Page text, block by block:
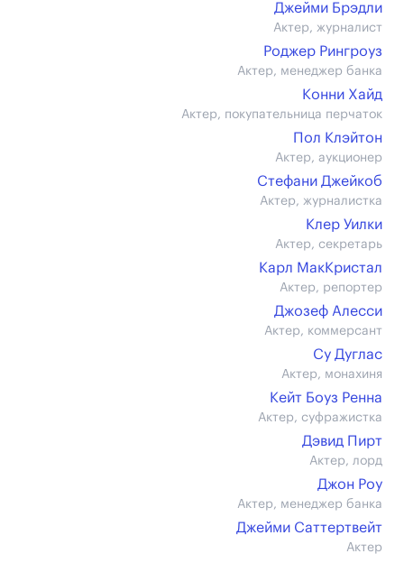
Джейми Брэдли
Актер, журналист
Роджер Рингроуз
Актер, менеджер банка
Конни Хайд
Актер, покупательница перчаток
Пол Клэйтон
Актер, аукционер
Стефани Джейкоб
Актер, журналистка
Клер Уилки
Актер, секретарь
Карл МакКристал
Актер, репортер
Джозеф Алесси
Актер, коммерсант
Су Дуглас
Актер, монахиня
Кейт Боуз Ренна
Актер, суфражистка
Дэвид Пирт
Актер, лорд
Джон Роу
Актер, менеджер банка
Джейми Саттертвейт
Актер